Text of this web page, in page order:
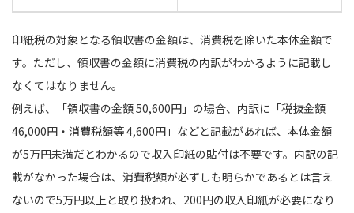
印紙税の対象となる領収書の金額は、消費税を除いた本体金額で
す。ただし、領収書の金額に消費税の内訳がわかるように記載し
なくてはなりません。
例えば、「領収書の金額 50,600円」の場合、内訳に「税抜金額
46,000円・消費税額等 4,600円」などと記載があれば、本体金額
が5万円未満だとわかるので収入印紙の貼付は不要です。内訳の記
載がなかった場合は、消費税額が必ずしも明らかであるとは言え
ないので5万円以上と取り扱われ、200円の収入印紙が必要になり